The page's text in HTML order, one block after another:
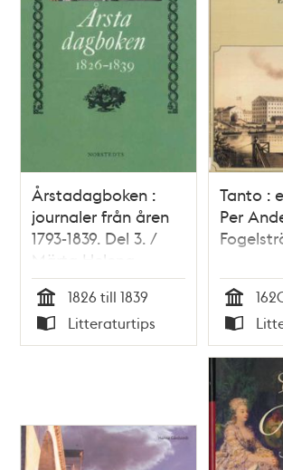
Årstadagboken :
journaler från åren
1793-1839. Del 3. /
Märta Helena
Reenstierna
Tid
1826 till 1839
Typ
Litteraturtips
Tanto :
Per
Tid
Typ